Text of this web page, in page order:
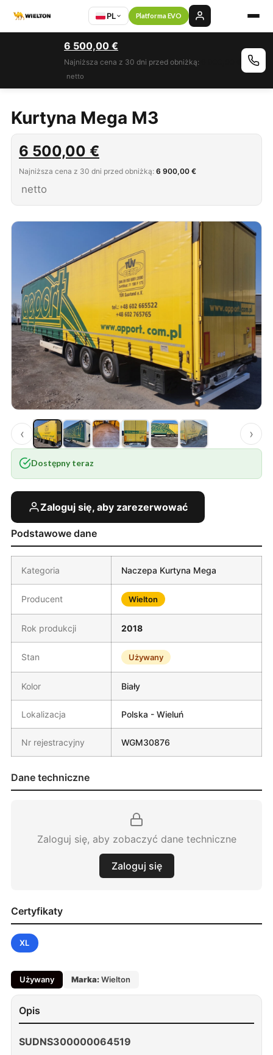
PL Platforma EVO
6 500,00 €
Najniższa cena z 30 dni przed obniżką:
netto
Kurtyna Mega M3
6 500,00 €
Najniższa cena z 30 dni przed obniżką: 6 900,00 €
netto
‹ ›
Dostępny teraz
Zaloguj się, aby zarezerwować
Podstawowe dane
Kategoria Naczepa Kurtyna Mega
Producent Wielton
Rok produkcji 2018
Stan Używany
Kolor Biały
Lokalizacja Polska - Wieluń
Nr rejestracyjny WGM30876
Dane techniczne
Zaloguj się, aby zobaczyć dane techniczne
Zaloguj się
Certyfikaty
XL
Używany Marka:Wielton
Opis
SUDNS300000064519